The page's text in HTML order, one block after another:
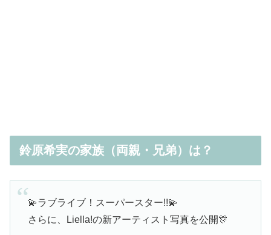
鈴原希実の家族（両親・兄弟）は？
💫ラブライブ！スーパースター!!💫
さらに、Liella!の新アーティスト写真を公開🎊